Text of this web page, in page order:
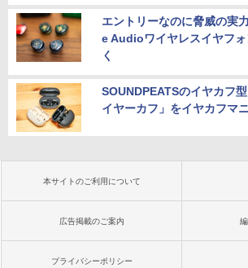
エントリーなのに脅威の実
e Audioワイヤレスイヤフ
く
SOUNDPEATSのイヤカフ
イヤーカフ」をイヤカフマ
本サイトのご利用について
広告掲載のご案内
プライバシーポリシー